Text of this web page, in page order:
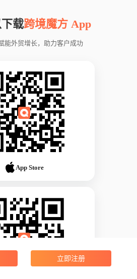
载跨境魔方 App
能外贸增长，助力客户成功
App Store
立即注册